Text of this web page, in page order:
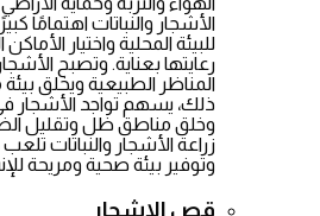
الأشجار والنباتات اهتمامًا
للبيئة المحلية واختيار
رعايتها بعناية. وتصبح الأشجار
المناظر الطبيعية ويخلق بيئة
ذلك، يسهم تواجد الأشجار
وخلق مناطق ظل وتقليل
زراعة الأشجار والنباتات
وتوفير بيئة صحية ومريحة
قص الاشجار